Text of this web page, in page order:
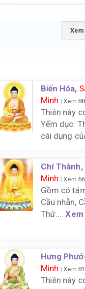
Xem
Biến Hóa,
Minh | Xem
Thiên này
Yếm dục.
cái dụng
Chí Thành,
Minh | Xem
Gồm có
Cầu nhẫn,
Thứ....Xem
Hưng
Minh | Xem
Thiên này